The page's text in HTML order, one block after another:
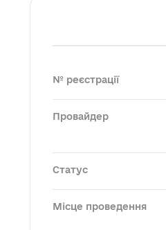
№ реєстрації
Провайдер
Статус
Місце проведення